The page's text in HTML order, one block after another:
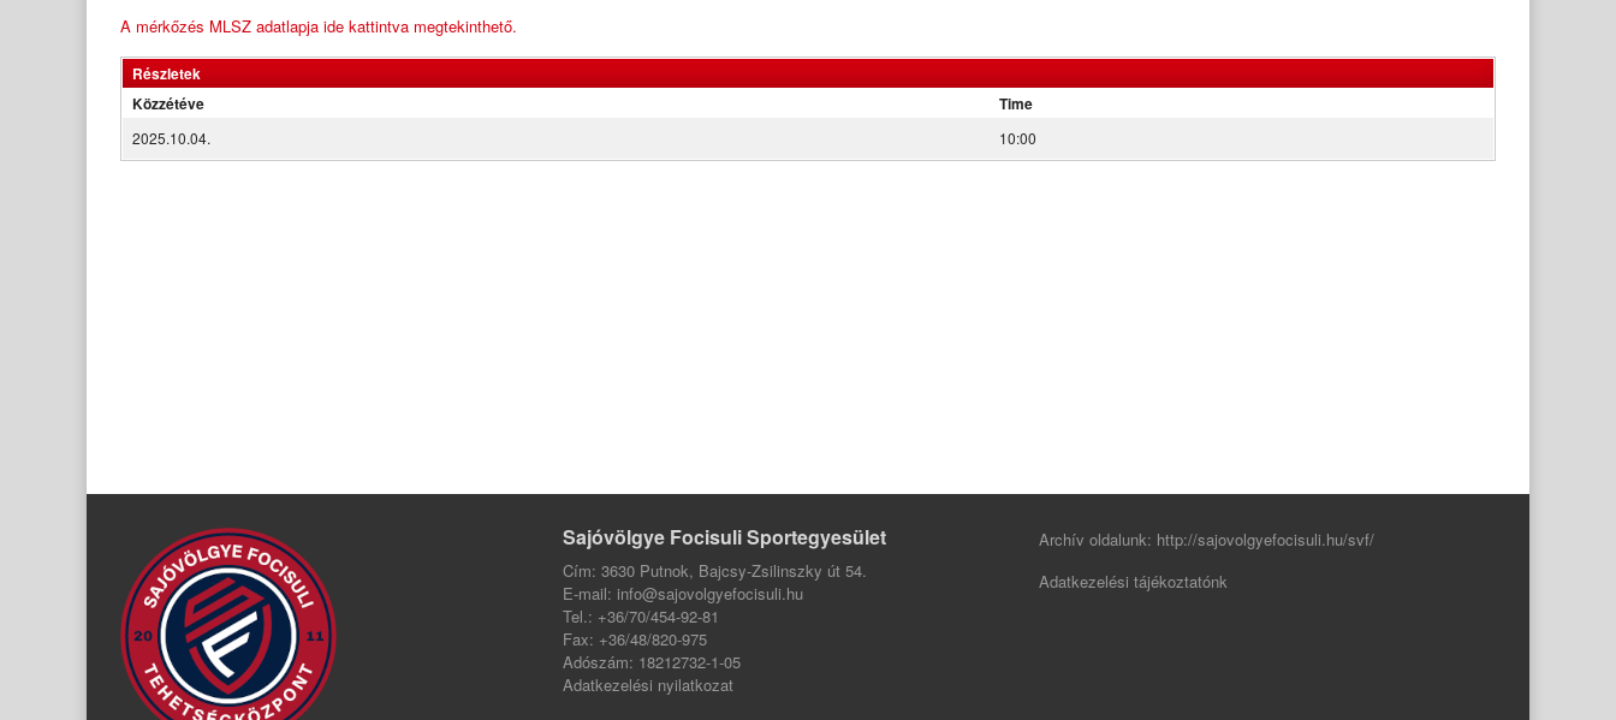
A mérkőzés MLSZ adatlapja ide kattintva megtekinthető.
Részletek
Közzétéve
Time
2025.10.04. 10:00
Sajóvölgye Focisuli Sportegyesület
Cím: 3630 Putnok, Bajcsy-Zsilinszky út 54.
E-mail: info@sajovolgyefocisuli.hu
Tel.: +36/70/454-92-81
Fax: +36/48/820-975
Adószám: 18212732-1-05
Adatkezelési nyilatkozat
Archív oldalunk: http://sajovolgyefocisuli.hu/svf/
Adatkezelési tájékoztatónk